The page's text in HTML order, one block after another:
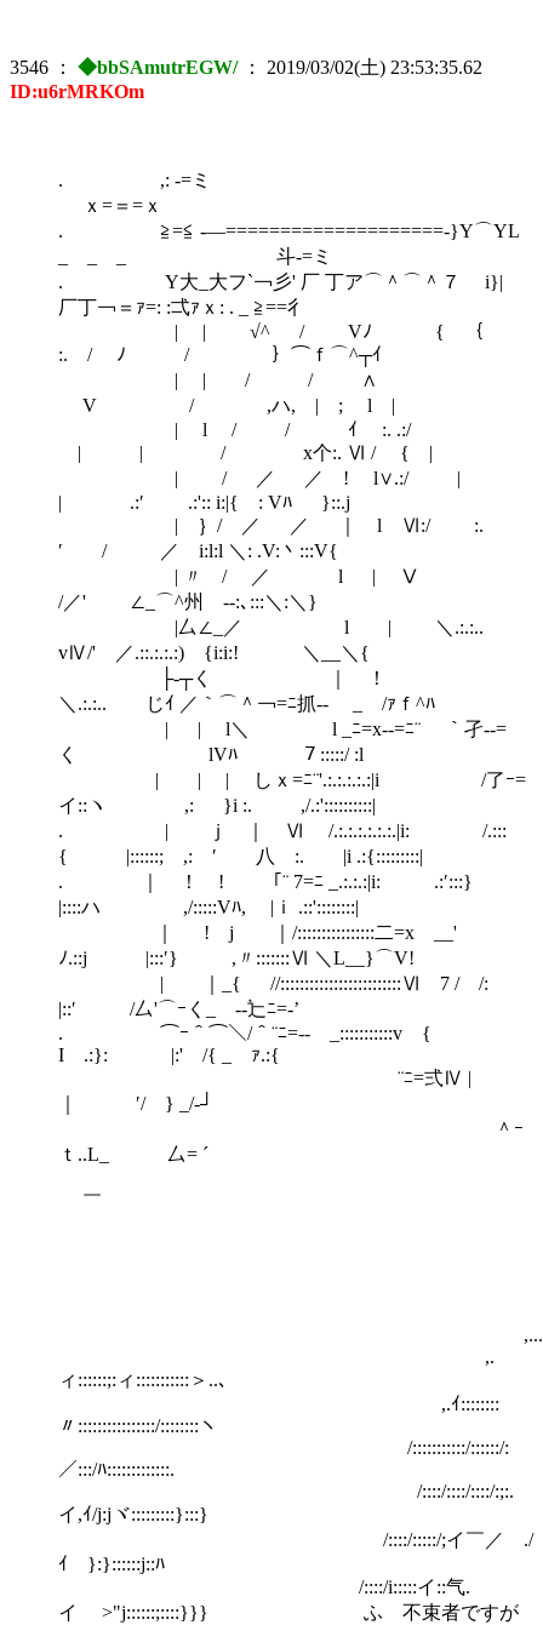
3546 ： ◆bbSAmutrEGW/： 2019/03/02(土) 23:53:35.62
ID:u6rMRKOm
. ,: -=ミ
ｘ=＝=ｘ
. ≧=≦ -―====================‐}Y⌒YL
_ _ _ 斗-=ミ
. Y大_大フ`￢彡' 厂 丁ア⌒＾⌒＾７ i}|
厂丁￢＝ｧ=: :弌ｧｘ: . _ ≧==彳
| | √^ / Vﾉ { ｛
:. / ﾉ / ｝⌒ｆ⌒^┬ｲ
| | / / ∧
V / ,ハ, | ; l |
| l / / ｲ :. .:/
| | / x个:. Ⅵ / { |
| / ／ ／ ! l∨.:/ |
| .:′ .:':: i:|{ : Vﾊ }::.j
| ｝/ ／ ／ ｜ l Ⅵ:/ :.
′ / ／ i:l:l ＼: .V:丶:::V{
| 〃 / ／ l | Ⅴ
/／' ∠_⌒^州 ‐-:､:::＼:＼}
|厶∠_／ l | ＼.:.:..
vⅣ/' ／.::.:.:.:) {i:i:! ＼__＼{
├‐┬く ｜ ！
＼.:.:.. じｲ ／｀⌒＾￢=ﾆ抓‐- _ /ｧｆ^ﾊ
| | l＼ l _ﾆ=x-‐=ﾆ¨ ｀孑‐-=
く lVﾊ ７:::::/ :l
| | | しｘ=ﾆ¨'.:.:.:.:.:|i /了ｰ=
イ::ヽ ,: }i :. ,/.:'::::::::::|
. | ｊ ｜ Ⅵ /.:.:.:.:.:.:.|i: /.:::
{ |::::::; ,: ′ 八 :. |i .:{:::::::::|
. ｜ ！ ! 「¨ 7=ﾆ _.:.:.:|i: .:′:::}
|::::ハ ,/:::::Vﾊ, |ｉ .::'::::::::|
｜ ! j ｜/::::::::::::::::二=x __'
ﾉ.::j |:::′} ,〃:::::::Ⅵ ＼L__}⌒V!
| ｜_{ //:::::::::::::::::::::::::Ⅵ 7 / /:
|::′ /厶'⌒ｰく_ -‐辷ﾆ=-’
. ⌒ｰ＾⌒＼/＾¨ﾆ=‐- _:::::::::::v {
I .:}: |:' /{ _ ｧ.:{
¨ﾆ=弍Ⅳ |
｜ ′/ } _/-┘
＾ｰ
ｔ..L_ 厶= ´
￣
,...::-::-::..
,.
ィ::::::;:ィ:::::::::::＞..､
,.ｲ::::::::
〃::::::::::::::::/::::::::ヽ
/:::::::::::/::::::/:
／:::/ﾊ:::::::::::::.
/::::/::::/::::/:;:.
イ,ｲ/j:jヾ:::::::::}:::}
/::::/:::::/;イ￣／ ./
ｲ }:}::::::j::ﾊ
/::::/i:::::イ::气.
イ >"j::::::;::::}}} ふ 不束者ですが